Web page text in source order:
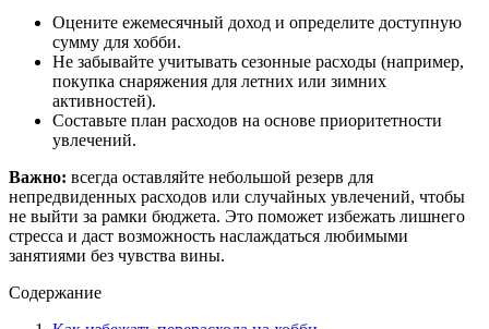
Оцените ежемесячный доход и определите доступную
сумму для хобби.
Не забывайте учитывать сезонные расходы (например,
покупка снаряжения для летних или зимних
активностей).
Составьте план расходов на основе приоритетности
увлечений.
Важно: всегда оставляйте небольшой резерв для
непредвиденных расходов или случайных увлечений, чтобы
не выйти за рамки бюджета. Это поможет избежать лишнего
стресса и даст возможность наслаждаться любимыми
занятиями без чувства вины.
Содержание